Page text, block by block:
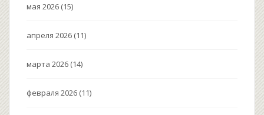
мая 2026 (15)
апреля 2026 (11)
марта 2026 (14)
февраля 2026 (11)